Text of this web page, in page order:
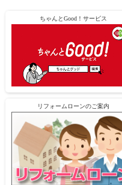
ちゃんとGood！サービス
リフォームローンのご案内